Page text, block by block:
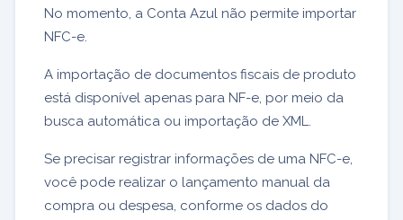
No momento, a Conta Azul não permite importar
NFC-e.
A importação de documentos fiscais de produto
está disponível apenas para NF-e, por meio da
busca automática ou importação de XML.
Se precisar registrar informações de uma NFC-e,
você pode realizar o lançamento manual da
compra ou despesa, conforme os dados do